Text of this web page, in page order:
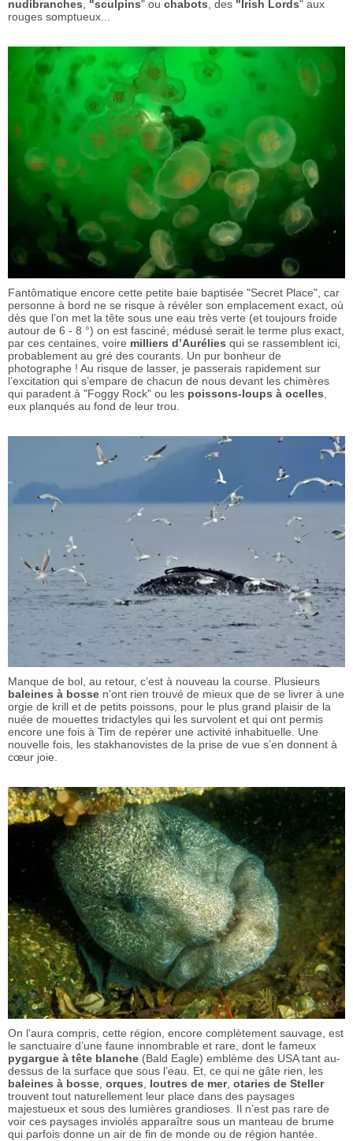
nudibranches "sculpins" ou chabots , des "Irish Lords" aux
rouges somptueux...
Fantômatique encore cette petite baie baptisée "Secret Place", car
personne à bord ne se risque à révéler son emplacement exact, où
dès que l’on met la tête sous une eau très verte (et toujours froide
autour de 6 - 8 °) on est fasciné, médusé serait le terme plus exact,
par ces centaines, voire milliers d’Aurélies qui se rassemblent ici,
probablement au gré des courants. Un pur bonheur de
photographe ! Au risque de lasser, je passerais rapidement sur
l’excitation qui s’empare de chacun de nous devant les chimères
qui paradent à "Foggy Rock" ou les poissons-loups à ocelles
eux planqués au fond de leur trou.
Manque de bol, au retour, c’est à nouveau la course. Plusieurs
baleines à bosse n’ont rien trouvé de mieux que de se livrer à une
orgie de krill et de petits poissons, pour le plus grand plaisir de la
nuée de mouettes tridactyles qui les survolent et qui ont permis
encore une fois à Tim de repérer une activité inhabituelle. Une
nouvelle fois, les stakhanovistes de la prise de vue s’en donnent à
cœur joie.
On l’aura compris, cette région, encore complètement sauvage, est
le sanctuaire d’une faune innombrable et rare, dont le fameux
pygargue à tête blanche (Bald Eagle) emblème des USA tant au-
dessus de la surface que sous l’eau. Et, ce qui ne gâte rien, les
baleines à bosse orques loutres de mer, otaries de Steller
trouvent tout naturellement leur place dans des paysages
majestueux et sous des lumières grandioses. Il n’est pas rare de
voir ces paysages inviolés apparaître sous un manteau de brume
qui parfois donne un air de fin de monde ou de région hantée.